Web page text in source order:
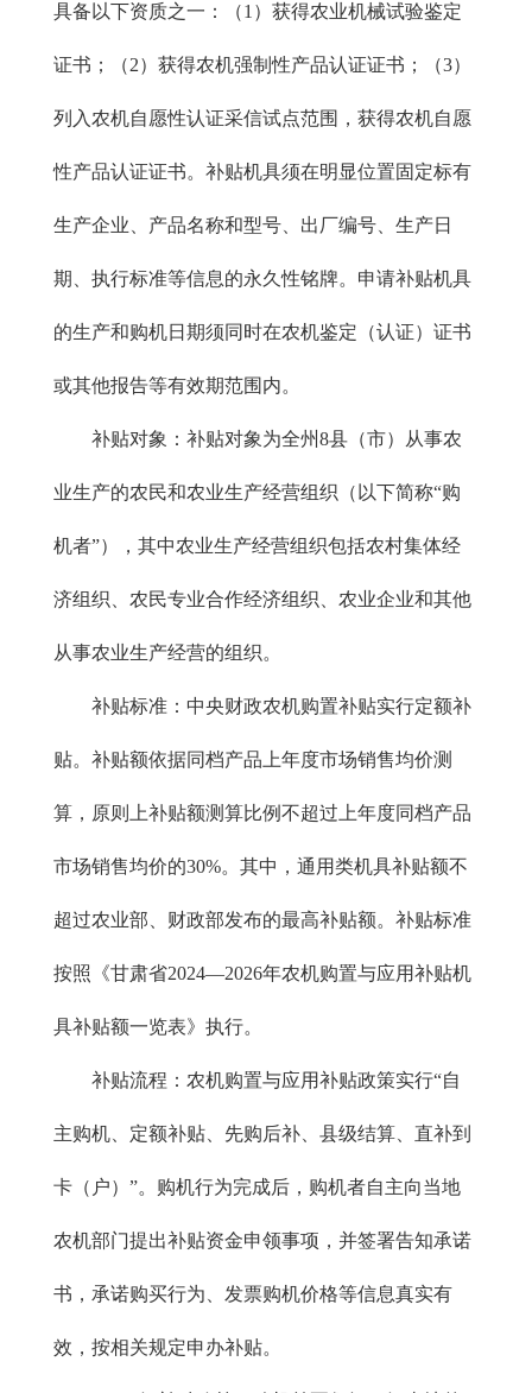
具备以下资质之一：（1）获得农业机械试验鉴定
证书；（2）获得农机强制性产品认证证书；（3）
列入农机自愿性认证采信试点范围，获得农机自愿
性产品认证证书。补贴机具须在明显位置固定标有
生产企业、产品名称和型号、出厂编号、生产日
期、执行标准等信息的永久性铭牌。申请补贴机具
的生产和购机日期须同时在农机鉴定（认证）证书
或其他报告等有效期范围内。
补贴对象：补贴对象为全州8县（市）从事农
业生产的农民和农业生产经营组织（以下简称“购
机者”），其中农业生产经营组织包括农村集体经
济组织、农民专业合作经济组织、农业企业和其他
从事农业生产经营的组织。
补贴标准：中央财政农机购置补贴实行定额补
贴。补贴额依据同档产品上年度市场销售均价测
算，原则上补贴额测算比例不超过上年度同档产品
市场销售均价的30%。其中，通用类机具补贴额不
超过农业部、财政部发布的最高补贴额。补贴标准
按照《甘肃省2024—2026年农机购置与应用补贴机
具补贴额一览表》执行。
补贴流程：农机购置与应用补贴政策实行“自
主购机、定额补贴、先购后补、县级结算、直补到
卡（户）”。购机行为完成后，购机者自主向当地
农机部门提出补贴资金申领事项，并签署告知承诺
书，承诺购买行为、发票购机价格等信息真实有
效，按相关规定申办补贴。